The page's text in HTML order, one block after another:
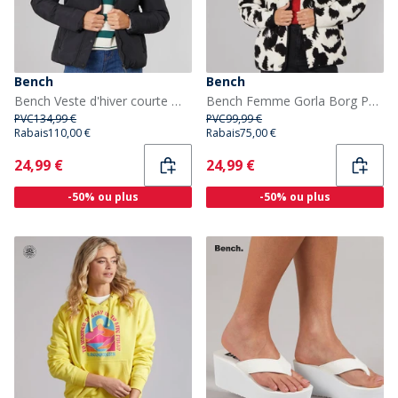
Bench
Bench Veste d'hiver courte Willah noire femme
PVC134,99 €
Rabais110,00 €
Current
24,99 €
-50% ou plus
Bench
Bench Femme Gorla Borg Polaire Blanc Hiver/Léopard Noir
PVC99,99 €
Rabais75,00 €
Current
24,99 €
-50% ou plus